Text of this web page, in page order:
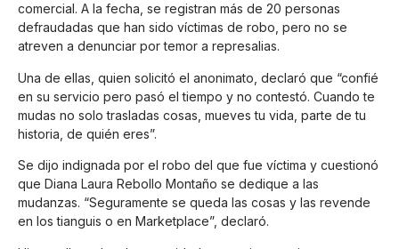
comercial. A la fecha, se registran más de 20 personas
defraudadas que han sido víctimas de robo, pero no se
atreven a denunciar por temor a represalias.
Una de ellas, quien solicitó el anonimato, declaró que “confié
en su servicio pero pasó el tiempo y no contestó. Cuando te
mudas no solo trasladas cosas, mueves tu vida, parte de tu
historia, de quién eres”.
Se dijo indignada por el robo del que fue víctima y cuestionó
que Diana Laura Rebollo Montaño se dedique a las
mudanzas. “Seguramente se queda las cosas y las revende
en los tianguis o en Marketplace”, declaró.